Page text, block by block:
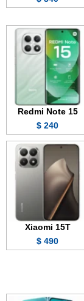
Redmi Note 15
240 $
Xiaomi 15T
490 $